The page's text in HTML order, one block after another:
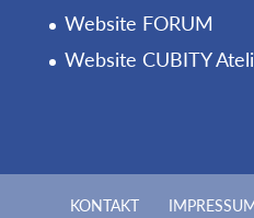
Website FORUM
Website CUBITY
KONTAKT